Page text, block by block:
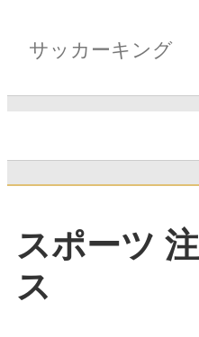
サッカーキング
スポーツ
ス